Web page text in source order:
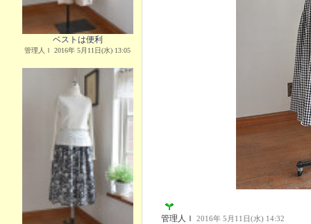
ベストは便利
管理人Ｉ 2016年 5月11日(水) 13:05
管理人Ｉ 2016年 5月11日(水) 14:32